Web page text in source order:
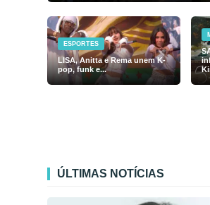
ESPORTES
LISA, Anitta e Rema unem K-
pop, funk e...
ÚLTIMAS NOTÍCIAS